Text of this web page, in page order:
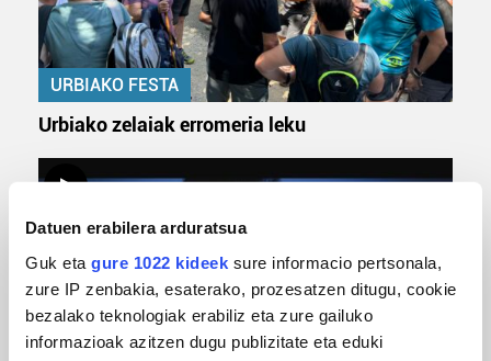
Datuen erabilera arduratsua
Guk eta gure 1022 kideek sure informacio pertsonala,
zure IP zenbakia, esaterako, prozesatzen ditugu, cookie
bezalako teknologiak erabiliz eta zure gailuko
informazioak azitzen dugu publizitate eta eduki
URBIAKO FESTA
Urbiako zelaiak erromeria leku